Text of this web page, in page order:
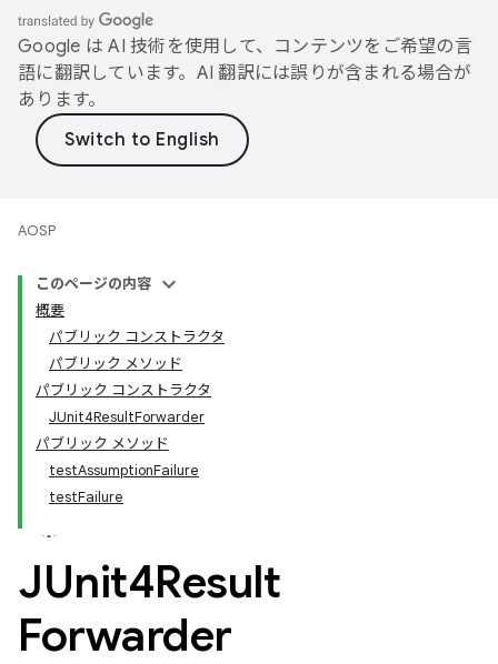
Google は AI 技術を使用して、コンテンツをご希望の言
語に翻訳しています。AI 翻訳には誤りが含まれる場合が
あります。
AOSP
このページの内容
概要
パブリック コンストラクタ
パブリック メソッド
パブリック コンストラクタ
JUnit4ResultForwarder
パブリック メソッド
testAssumptionFailure
testFailure
JUnit4Result
Forwarder